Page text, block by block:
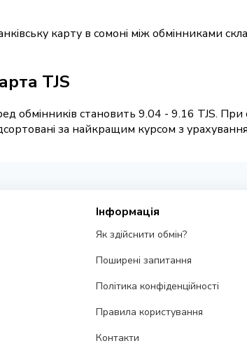
карту в сомоні між обмінниками
TJS
обмінників становить 9.04 - 9.16 TJS. При
за найкращим курсом з
Інформація
Як здійснити обмін?
Поширені запитання
Політика конфіденційності
Правила користування
Контакти